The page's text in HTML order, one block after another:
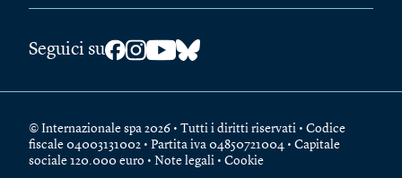
Seguici su
© Internazionale spa 2026 • Tutti i diritti riservati • Codice
fiscale 04003131002 • Partita iva 04850721004 • Capitale
sociale 120.000 euro • Note legali • Cookie